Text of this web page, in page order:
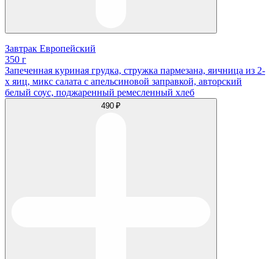
Завтрак Европейский
350 г
Запеченная куриная грудка, стружка пармезана, яичница из 2-
х яиц, микс салата с апельсиновой заправкой, авторский
белый соус, поджаренный ремесленный хлеб
490 ₽